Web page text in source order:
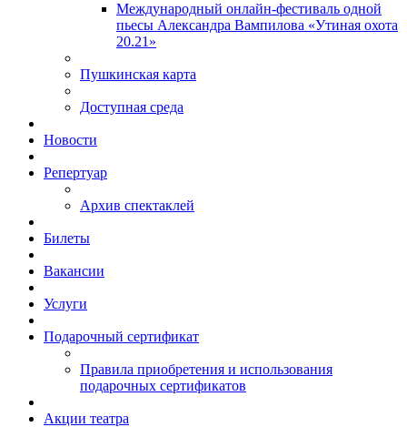
Международный онлайн-фестиваль одной
пьесы Александра Вампилова «Утиная охота
20.21»
Пушкинская карта
Доступная среда
Новости
Репертуар
Архив спектаклей
Билеты
Вакансии
Услуги
Подарочный сертификат
Правила приобретения и использования
подарочных сертификатов
Акции театра